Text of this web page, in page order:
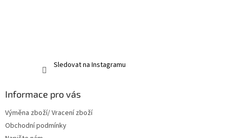
Sledovat na Instagramu
Informace pro vás
Výměna zboží/ Vracení zboží
Obchodní podmínky